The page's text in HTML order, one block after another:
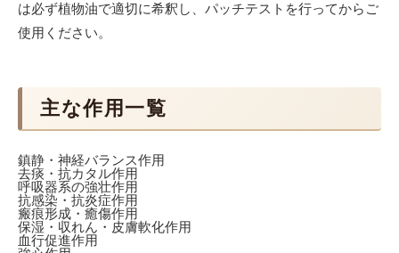
は必ず植物油で適切に希釈し、パッチテストを行ってからご
使用ください。
主な作用一覧
鎮静・神経バランス作用
去痰・抗カタル作用
呼吸器系の強壮作用
抗感染・抗炎症作用
瘢痕形成・癒傷作用
保湿・収れん・皮膚軟化作用
血行促進作用